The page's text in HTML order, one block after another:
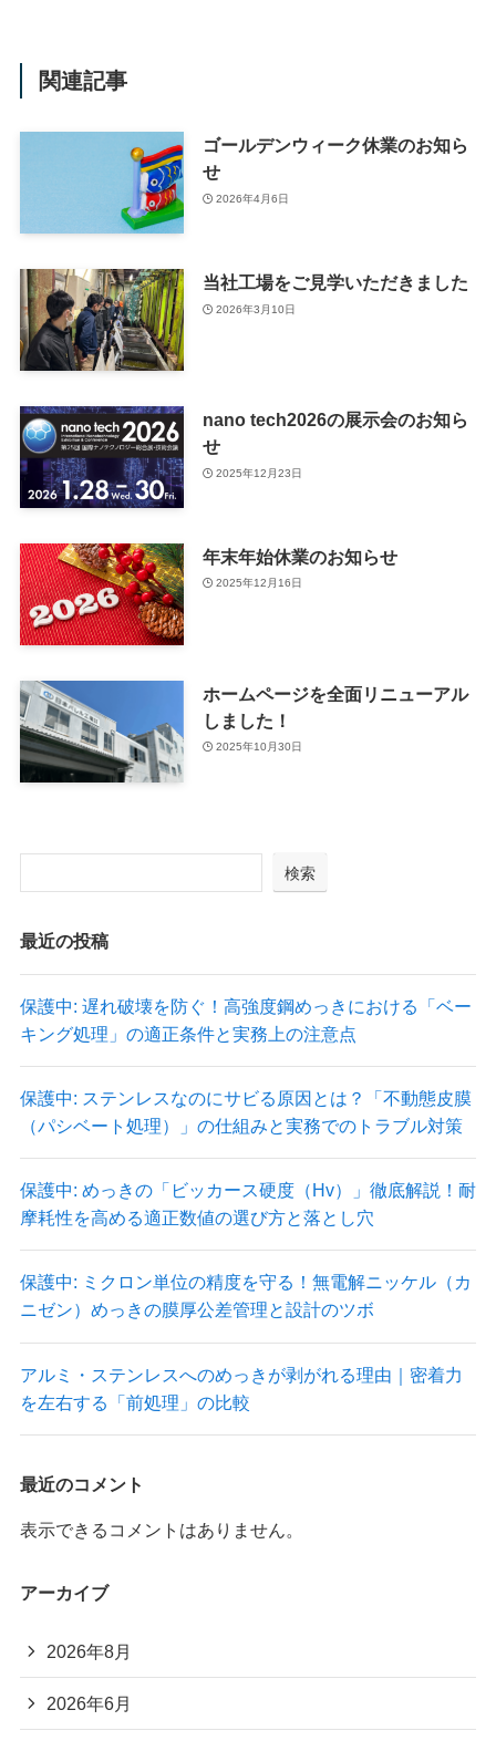
関連記事
ゴールデンウィーク休業のお知ら
せ
2026年4月6日
当社工場をご見学いただきました
2026年3月10日
nano tech2026の展示会のお知ら
せ
2025年12月23日
年末年始休業のお知らせ
2025年12月16日
ホームページを全面リニューアル
しました！
2025年10月30日
検索
最近の投稿
保護中: 遅れ破壊を防ぐ！高強度鋼めっきにおける「ベー
キング処理」の適正条件と実務上の注意点
保護中: ステンレスなのにサビる原因とは？「不動態皮膜
（パシベート処理）」の仕組みと実務でのトラブル対策
保護中: めっきの「ビッカース硬度（Hv）」徹底解説！耐
摩耗性を高める適正数値の選び方と落とし穴
保護中: ミクロン単位の精度を守る！無電解ニッケル（カ
ニゼン）めっきの膜厚公差管理と設計のツボ
アルミ・ステンレスへのめっきが剥がれる理由｜密着力
を左右する「前処理」の比較
最近のコメント
表示できるコメントはありません。
アーカイブ
2026年8月
2026年6月